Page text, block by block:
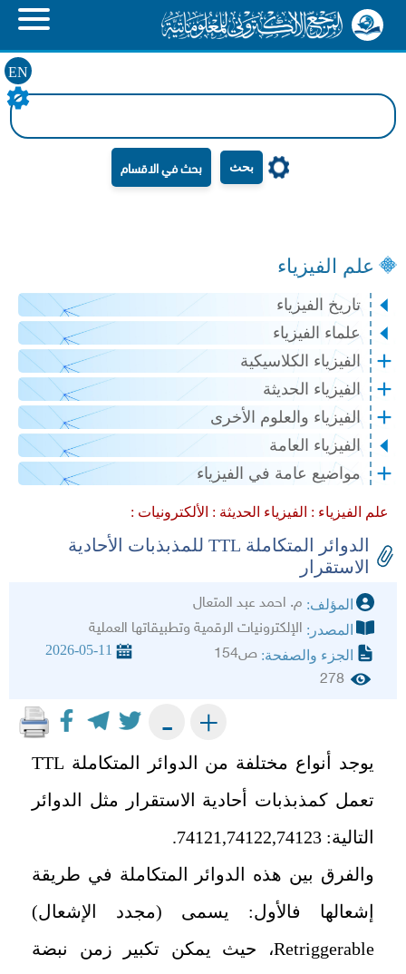
EN
بحث
علم الفيزياء
تاريخ الفيزياء
علماء الفيزياء
الفيزياء الكلاسيكية
الفيزياء الحديثة
الفيزياء والعلوم الأخرى
الفيزياء العامة
مواضيع عامة في الفيزياء
علم الفيزياء : الفيزياء الحديثة : الألكترونيات :
الدوائر المتكاملة TTL للمذبذبات الأحادية
الاستقرار
المؤلف: م. احمد عبد المتعال
المصدر: الإلكترونيات الرقمية وتطبيقاتها العملية
الجزء والصفحة: ص154 2026-05-11
278
+
-
يوجد أنواع مختلفة من الدوائر المتكاملة TTL
تعمل كمذبذبات أحادية الاستقرار مثل الدوائر
التالية: 74121,74122,74123.
والفرق بين هذه الدوائر المتكاملة في طريقة
إشعالها فالأول: يسمى (مجدد الإشعال)
Retriggerable، حيث يمكن تكبير زمن نبضة